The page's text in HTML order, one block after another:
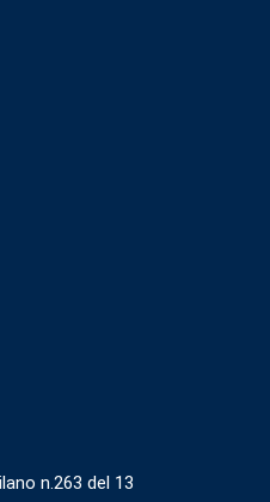
n.263 del 13